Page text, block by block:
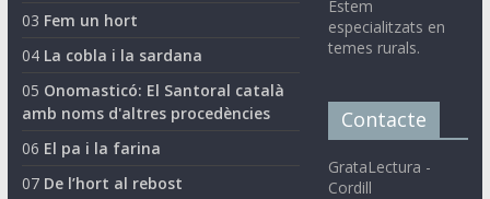
03 Fem un hort
04 La cobla i la sardana
05 Onomasticó: El Santoral català
amb noms d'altres procedències
06 El pa i la farina
07 De l’hort al rebost
Estem
especialitzats en
temes rurals.
Contacte
GrataLectura -
Cordill